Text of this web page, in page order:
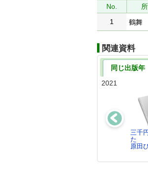
No.
1
鶴舞
関連資料
同じ出版年
2021
三千
た
原田